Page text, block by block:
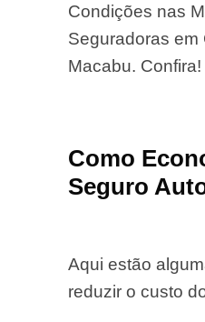
Condições nas
Seguradoras em
Macabu. Confira!
Como
Seguro
Aqui estão
reduzir o custo